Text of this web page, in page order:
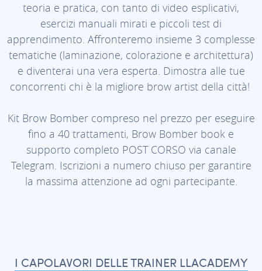
teoria e pratica, con tanto di video esplicativi,
esercizi manuali mirati e piccoli test di
apprendimento. Affronteremo insieme 3 complesse
tematiche (laminazione, colorazione e architettura)
e diventerai una vera esperta. Dimostra alle tue
concorrenti chi è la migliore brow artist della città!
Kit Brow Bomber compreso nel prezzo per eseguire
fino a 40 trattamenti, Brow Bomber book e
supporto completo POST CORSO via canale
Telegram. Iscrizioni a numero chiuso per garantire
la massima attenzione ad ogni partecipante.
I CAPOLAVORI DELLE TRAINER LLACADEMY